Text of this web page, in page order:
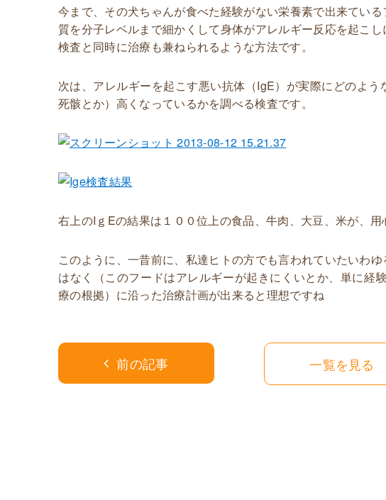
今まで、その犬ちゃんが食べた経験がない栄養素で出来てい
質を分子レベルまで細かくして身体がアレルギー反応を起こ
検査と同時に治療も兼ねられるような方法です。
次は、アレルギーを起こす悪い抗体（IgE）が実際にどのよ
死骸とか）高くなっているかを調べる検査です。
右上のIｇEの結果は１００位上の食品、牛肉、大豆、米が、用
このように、一昔前に、私達ヒトの方でも言われていたいわ
はなく（このフードはアレルギーが起きにくいとか、単に経
療の根拠）に沿った治療計画が出来ると理想ですね
前の記事 一覧を見る